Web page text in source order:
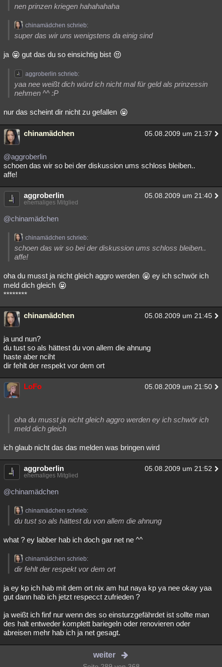
nen prinzen kriegen hahahahaha
chinamädchen schrieb:
super das wir uns wenigstens da einig sind
ja gut das du so einsichtig bist
aggroberlin schrieb:
yaa nee weißt dich würd ich nicht mal für geld als prinzessin
nehmen ^^ :P
nur das scheint dir nicht zu gefallen
chinamädchen 05.08.2009 um 21:37
@aggroberlin
schoen das wir so bei der diskussion ums schloss bleiben..
affe!
aggroberlin 05.08.2009 um 21:40
ehemaliges Mitglied
@chinamädchen
chinamädchen schrieb:
schoen das wir so bei der diskussion ums schloss bleiben..
affe!
oha du musst ja nicht gleich aggro werden
ey ich schwör ich
meld dich gleich
********
chinamädchen 05.08.2009 um 21:45
ja und nun?
du tust so als hättest du von allem die ahnung
haste aber nciht
dir fehlt der respekt vor dem ort
LoFo 05.08.2009 um 21:50
oha du musst ja nicht gleich aggro werden ey ich schwör ich
meld dich gleich
ich glaub nicht das das melden was bringen wird
aggroberlin 05.08.2009 um 21:52
ehemaliges Mitglied
@chinamädchen
chinamädchen schrieb:
du tust so als hättest du von allem die ahnung
what ? ey labber hab ich doch gar net ne ^^
chinamädchen schrieb:
dir fehlt der respekt vor dem ort
ja ey kp ich hab mit dem ort nix am hut naya kp ya nee okay yaa
gut dann hab ich jetzt respecct zufrieden ?
ja weißt ich finf nur wenn des so einsturzgefährdet ist sollte man
des halt entweder komplett bariegeln oder renovieren oder
abreisen mehr hab ich ja net gesagt.
weiter